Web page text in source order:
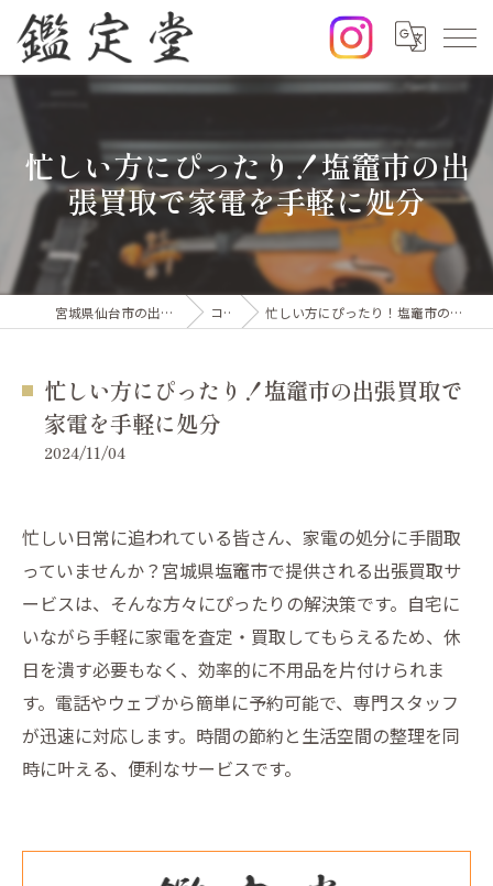
忙しい方にぴったり！塩竈市の出
張買取で家電を手軽に処分
宮城県仙台市の出張買取なら鑑定堂 コラム 忙しい方にぴったり！塩竈市の出張買取で家電を手軽に処分
忙しい方にぴったり！塩竈市の出張買取で
家電を手軽に処分
2024/11/04
忙しい日常に追われている皆さん、家電の処分に手間取
っていませんか？宮城県塩竈市で提供される出張買取サ
ービスは、そんな方々にぴったりの解決策です。自宅に
いながら手軽に家電を査定・買取してもらえるため、休
日を潰す必要もなく、効率的に不用品を片付けられま
す。電話やウェブから簡単に予約可能で、専門スタッフ
が迅速に対応します。時間の節約と生活空間の整理を同
時に叶える、便利なサービスです。